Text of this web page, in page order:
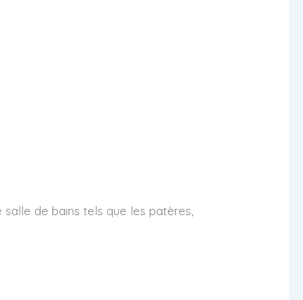
de bains tels que les patères,